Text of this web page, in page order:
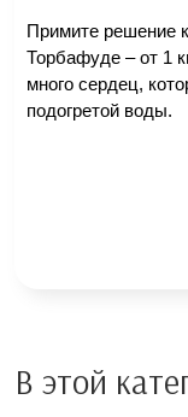
Примите решение
Торбафуде – от 1
много сердец,
подогретой воды.
В этой